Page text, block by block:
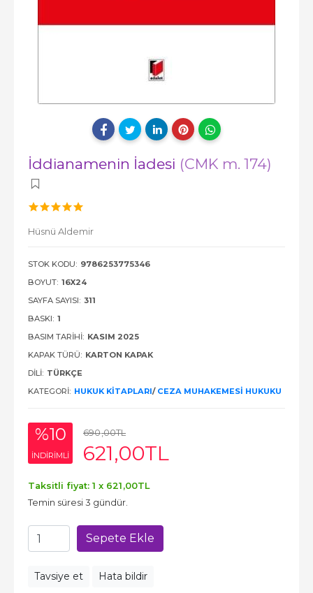
İddianamenin İadesi (CMK m. 174)
Hüsnü Aldemir
STOK KODU: 9786253775346
BOYUT: 16X24
SAYFA SAYISI: 311
BASKI: 1
BASIM TARIHI: KASIM 2025
KAPAK TÜRÜ: KARTON KAPAK
DILI: TÜRKÇE
KATEGORI: HUKUK KITAPLARI/ CEZA MUHAKEMESI HUKUKU
%10
INDIRIMLI
690,00TL
621,00TL
Taksitli fiyat: 1 x 621 ,00TL
Temin süresi 3 gündür.
Sepete Ekle
Tavsiye et Hata bildir